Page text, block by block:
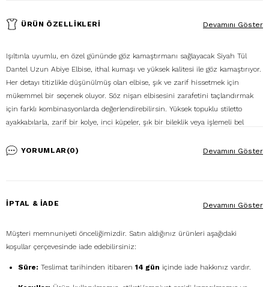
ÜRÜN ÖZELLIKLERI
Işıltınla uyumlu, en özel gününde göz kamaştırmanı sağlayacak Siyah Tül
Dantel Uzun Abiye Elbise, ithal kumaşı ve yüksek kalitesi ile göz kamaştırıyor.
Her detayı titizlikle düşünülmüş olan elbise, şık ve zarif hissetmek için
mükemmel bir seçenek oluyor. Söz nişan elbisesini zarafetini taçlandırmak
için farklı kombinasyonlarda değerlendirebilirsin. Yüksek topuklu stiletto
ayakkabılarla, zarif bir kolye, inci küpeler, şık bir bileklik veya işlemeli bel
bir omuz çantası ile eşsiz şıklığını ön plana çıkarabilirsin. İstersen şifon, ipek
Ürün Stok Kodu: P-0000012292
Numune Bedeni: 38
Devamını Göster
YORUMLAR(0) Devamını Göster
İPTAL & İADE
Müşteri memnuniyeti önceliğimizdir. Satın aldığınız ürünleri aşağıdaki
koşullar çerçevesinde iade edebilirsiniz:
Süre: Teslimat tarihinden itibaren 14 gün içinde iade hakkınız vardır.
Devamını Göster